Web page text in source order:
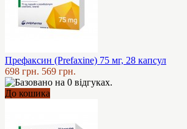
Префаксин (Prefaxine) 75 мг, 28 капсул
698 грн. 569 грн.
До кошика